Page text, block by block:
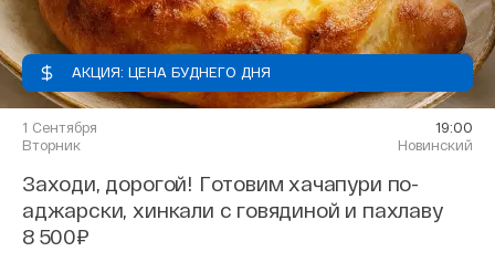
АКЦИЯ: ЦЕНА БУДНЕГО ДНЯ
1 Сентября
Вторник
19:00
Новинский
Заходи, дорогой! Готовим хачапури по-
аджарски, хинкали с говядиной и пахлаву
8 500₽